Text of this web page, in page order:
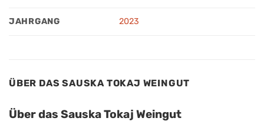
JAHRGANG 2023
ÜBER DAS SAUSKA TOKAJ WEINGUT
Über das Sauska Tokaj Weingut